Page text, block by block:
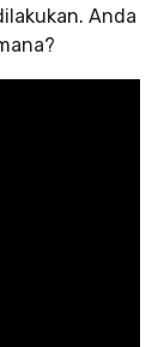
Anda